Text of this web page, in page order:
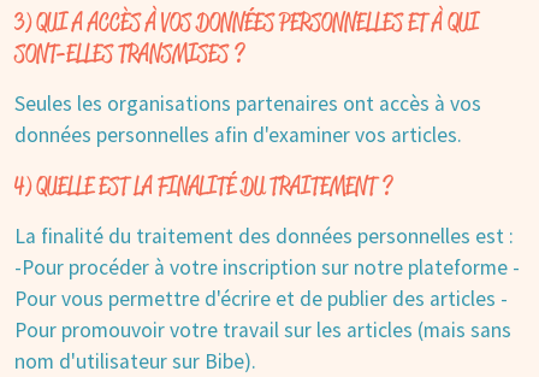
3) QUI A ACCÈS À VOS DONNÉES PERSONNELLES ET À QUI
SONT-ELLES TRANSMISES ?
Seules les organisations partenaires ont accès à vos
données personnelles afin d'examiner vos articles.
4) QUELLE EST LA FINALITÉ DU TRAITEMENT ?
La finalité du traitement des données personnelles est :
-Pour procéder à votre inscription sur notre plateforme -
Pour vous permettre d'écrire et de publier des articles -
Pour promouvoir votre travail sur les articles (mais sans
nom d'utilisateur sur Bibe).